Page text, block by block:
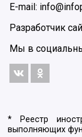
E-mail:
Разработчик
Мы в
* Реестр
выполняющих